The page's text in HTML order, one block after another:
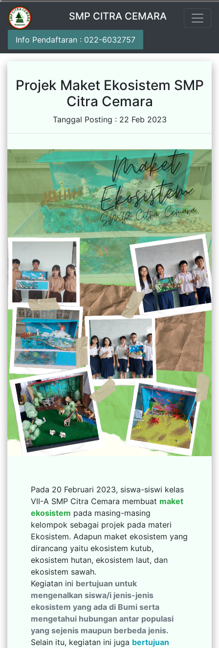
SMP CITRA CEMARA
Info Pendaftaran : 022-6032757
Projek Maket Ekosistem SMP
Citra Cemara
Tanggal Posting : 22 Feb 2023
Pada 20 Februari 2023, siswa-siswi kelas
VII-A SMP Citra Cemara membuat maket
ekosistem pada masing-masing
kelompok sebagai projek pada materi
Ekosistem. Adapun maket ekosistem yang
dirancang yaitu ekosistem kutub,
ekosistem hutan, ekosistem laut, dan
ekosistem sawah.
Kegiatan ini bertujuan untuk
mengenalkan siswa/i jenis-jenis
ekosistem yang ada di Bumi serta
mengetahui hubungan antar populasi
yang sejenis maupun berbeda jenis.
Selain itu, kegiatan ini juga bertujuan